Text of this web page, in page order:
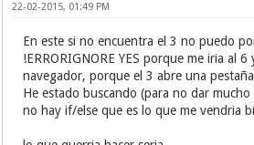
22-02-2015, 01:49 PM
En este si no encuentra el 3 no puedo
!ERRORIGNORE YES porque me iria al 6
navegador, porque el 3 abre una
He estado buscando (para no dar
no hay if/else que es lo que me vendria